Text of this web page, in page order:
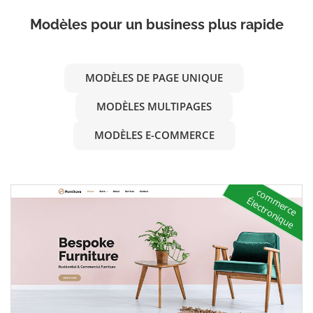
Modèles pour un business plus rapide
MODÈLES DE PAGE UNIQUE
MODÈLES MULTIPAGES
MODÈLES E-COMMERCE
c
o
m
m
e
r
c
e
É
le
c
t
r
o
n
iq
u
e